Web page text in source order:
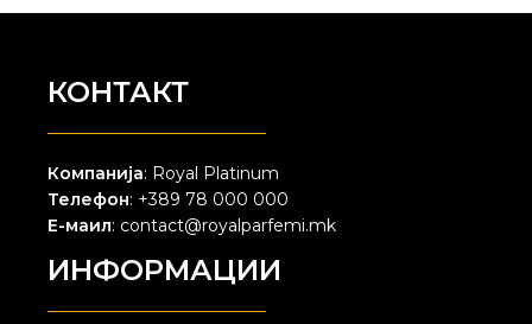
КОНТАКТ
Компанија: Royal Platinum
Телефон: +389 78 000 000
Е-маил: contact@royalparfemi.mk
ИНФОРМАЦИИ